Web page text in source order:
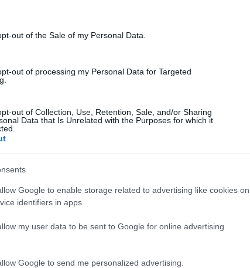
out of the Sale of my Personal Data.
out of processing my Personal Data for Targeted
out of Collection, Use, Retention, Sale, and/or Sharing
Data that Is Unrelated with the Purposes for which it
Google to enable storage related to advertising like cookies on
identifiers in apps.
my user data to be sent to Google for online advertising
Google to send me personalized advertising.
Az antiszemitizmus ellenszere az
oktatás